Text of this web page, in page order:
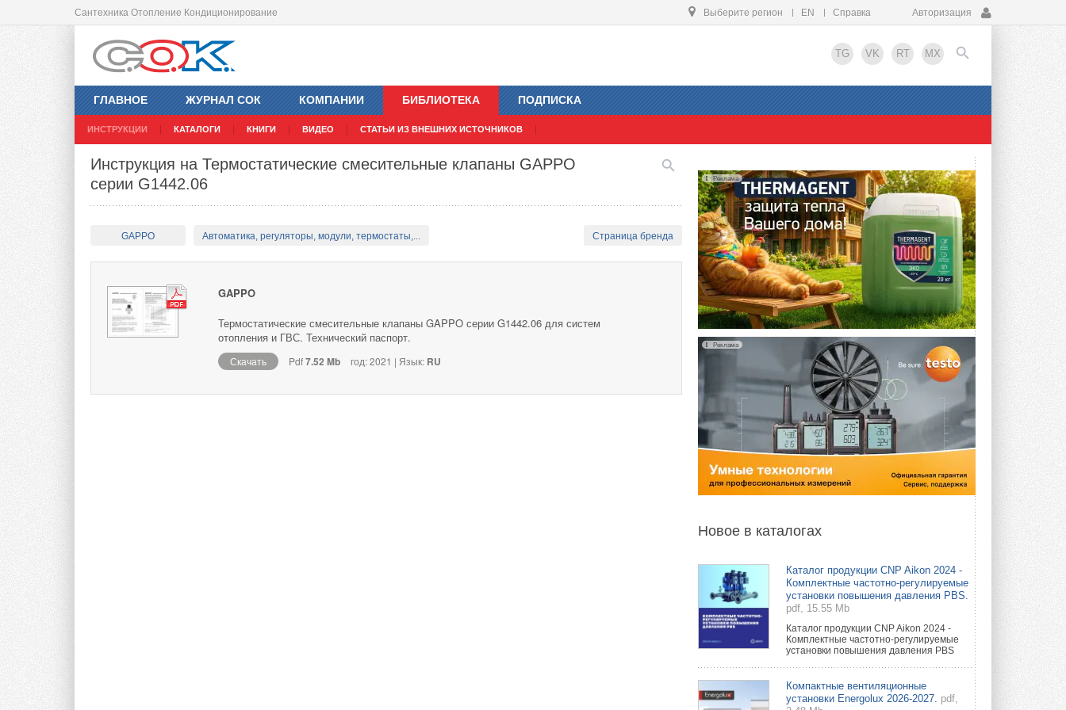
Сантехника Отопление Кондиционирование Выберите регион EN Справка Авторизация
TG VK RT MX
ГЛАВНОЕ ЖУРНАЛ СОК КОМПАНИИ БИБЛИОТЕКА
ИНСТРУКЦИИ КАТАЛОГИ КНИГИ ВИДЕО СТАТЬИ ИЗ ВНЕШНИХ ИСТОЧНИКОВ
ПОДПИСКА
EN
Инструкция на Термостатические смесительные клапаны GAPPO
серии G1442.06
GAPPO Автоматика, регуляторы, модули, термостаты,... Страница бренда
GAPPO
Термостатические смесительные клапаны GAPPO серии G1442.06 для систем
отопления и ГВС. Технический паспорт.
Скачать Pdf7.52 Mb год: 2021 | Язык: RU
Реклама
Реклама
Новое в каталогах
Каталог продукции CNP Aikon 2024 -
Комплектные частотно-регулируемые
установки повышения давления PBS.
pdf, 15.55 Mb
Каталог продукции CNP Aikon 2024 -
Комплектные частотно-регулируемые
установки повышения давления PBS
Компактные вентиляционные
установки Energolux 2026-2027. pdf,